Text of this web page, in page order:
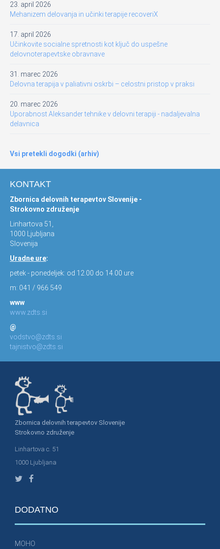
23. april 2026
Mehanizem delovanja in učinki terapije recoveriX
17. april 2026
Učinkovite socialne spretnosti kot ključ do uspešne
delovnoterapevtske obravnave
31. marec 2026
Delovna terapija v paliativni oskrbi – celostni pristop v praksi
20. marec 2026
Uporabnost Aleksander tehnike v delovni terapiji - nadaljevalna
delavnica
Vsi pretekli dogodki (arhiv)
KONTAKT
Zbornica delovnih terapevtov Slovenije -
Strokovno združenje
Linhartova 51,
1000 Ljubljana
Slovenija
Uradne ure:
petek - ponedeljek: od 12.00 do 14.00 ure
m: 041 / 966 549
www
www.zdts.si
@
vodstvo@zdts.si
tajnistvo@zdts.si
Zbornica delovnih terapevtov Slovenije
Strokovno združenje
Linhartova c. 51
1000 Ljubljana
DODATNO
MOHO